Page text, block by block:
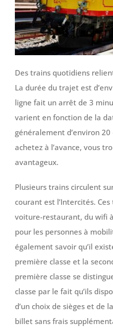
Des trains quotidiens
La durée du trajet est
ligne fait un arrêt de 3
varient en fonction de la
généralement d’environ
achetez à l’avance, vous
avantageux.
Plusieurs trains circulent
courant est l’Intercités.
voiture-restaurant, du wifi
pour les personnes à
également savoir qu’il
première classe et la
première classe se
classe par le fait qu’ils
d’un choix de sièges et de
billet sans frais